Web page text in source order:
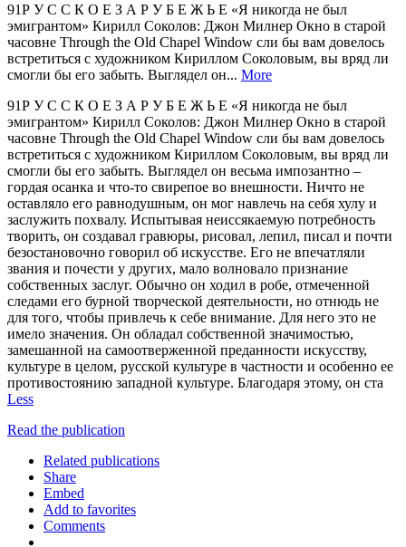
91Р У С С К О Е З А Р У Б Е Ж Ь Е «Я никогда не был
эмигрантом» Кирилл Соколов: Джон Милнер Окно в старой
часовне Through the Old Chapel Window сли бы вам довелось
встретиться с художником Кириллом Соколовым, вы вряд ли
смогли бы его забыть. Выглядел он... More
91Р У С С К О Е З А Р У Б Е Ж Ь Е «Я никогда не был
эмигрантом» Кирилл Соколов: Джон Милнер Окно в старой
часовне Through the Old Chapel Window сли бы вам довелось
встретиться с художником Кириллом Соколовым, вы вряд ли
смогли бы его забыть. Выглядел он весьма импозантно –
гордая осанка и что-то свирепое во внешности. Ничто не
оставляло его равнодушным, он мог навлечь на себя хулу и
заслужить похвалу. Испытывая неиссякаемую потребность
творить, он создавал гравюры, рисовал, лепил, писал и почти
безостановочно говорил об искусстве. Его не впечатляли
звания и почести у других, мало волновало признание
собственных заслуг. Обычно он ходил в робе, отмеченной
следами его бурной творческой деятельности, но отнюдь не
для того, чтобы привлечь к себе внимание. Для него это не
имело значения. Он обладал собственной значимостью,
замешанной на самоотверженной преданности искусству,
культуре в целом, русской культуре в частности и особенно ее
противостоянию западной культуре. Благодаря этому, он ста
Less
Read the publication
Related publications
Share
Embed
Add to favorites
Comments